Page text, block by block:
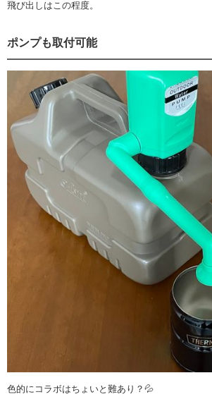
飛び出しはこの程度。
ポンプも取付可能
色的にコラボはちょいと難あり？💦